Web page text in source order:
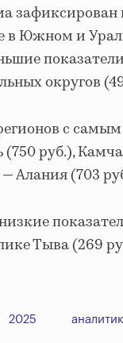
зафиксирован
в Южном и
округов
с
(750 руб.),
Алания (703
Тыва (269
2025